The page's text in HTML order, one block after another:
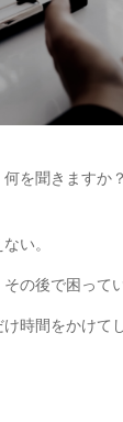
を聞きますか
い。
の後で困って
時間をかけて